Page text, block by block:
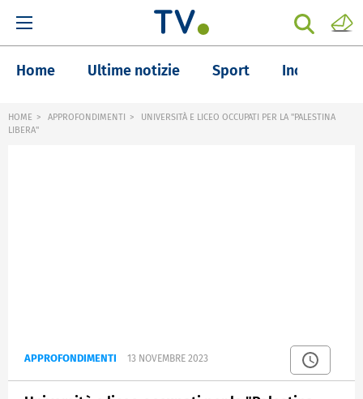
Home Ultime notizie Sport Inchieste
HOME APPROFONDIMENTI
UNIVERSITÀ E LICEO OCCUPATI PER LA "PALESTINA
LIBERA"
APPROFONDIMENTI 13 NOVEMBRE 2023